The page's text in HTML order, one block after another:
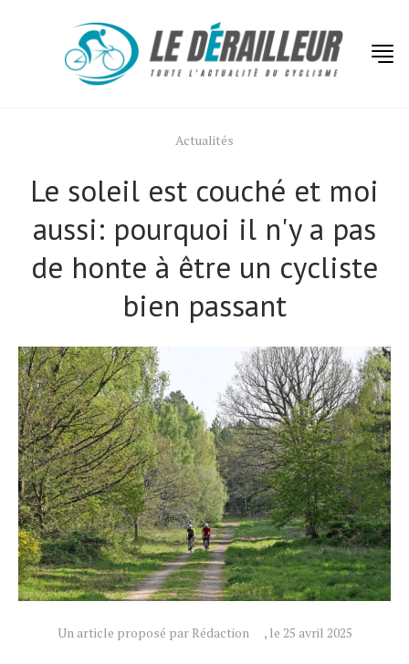
Actualités
Le soleil est couché et moi
aussi: pourquoi il n'y a pas
de honte à être un cycliste
bien passant
Un article proposé par Rédaction , le 25 avril 2025